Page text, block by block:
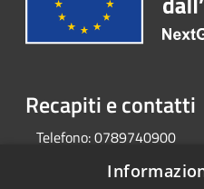
Recapiti e contatti
Telefono:0789740900